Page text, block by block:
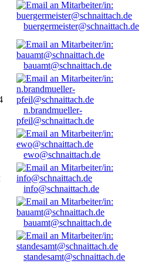
buergermeister@schnaittach.de
bauamt@schnaittach.de
n.brandmueller-
pfeil@schnaittach.de
ewo@schnaittach.de
info@schnaittach.de
bauamt@schnaittach.de
standesamt@schnaittach.de